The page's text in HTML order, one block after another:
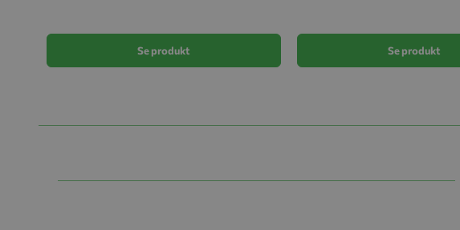
Se produkt Se produkt